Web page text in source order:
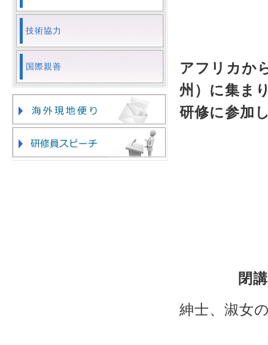
アフリカか
州）に集ま
研修に参加
閉
紳士、淑女
技術協力
国際親善